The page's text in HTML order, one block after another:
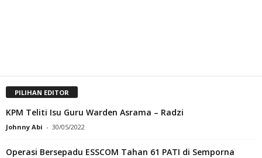
PILIHAN EDITOR
KPM Teliti Isu Guru Warden Asrama – Radzi
Johnny Abi - 30/05/2022
Operasi Bersepadu ESSCOM Tahan 61 PATI di Semporna